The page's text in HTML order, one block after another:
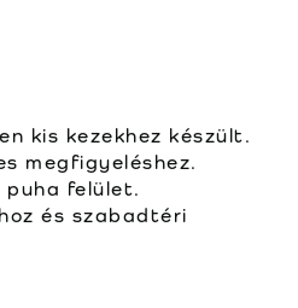
kis kezekhez készült.
megfigyeléshez.
puha felület.
és szabadtéri